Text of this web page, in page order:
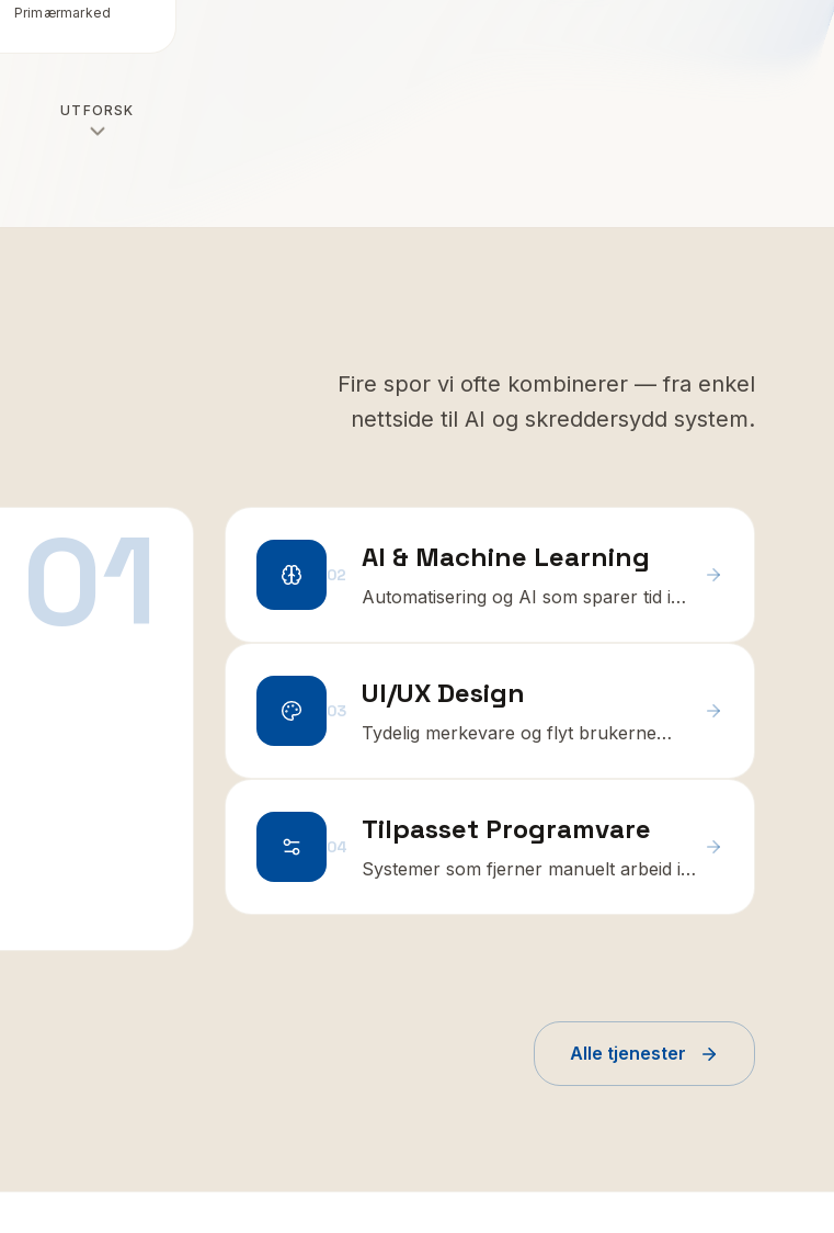
Primærmarked
UTFORSK
Fire spor vi ofte kombinerer — fra enkel
nettside til AI og skreddersydd system.
01 02
AI & Machine Learning
Automatisering og AI som sparer tid i
03
UI/UX Design
Tydelig merkevare og flyt brukerne
04
Tilpasset Programvare
Systemer som fjerner manuelt arbeid i
Alle tjenester